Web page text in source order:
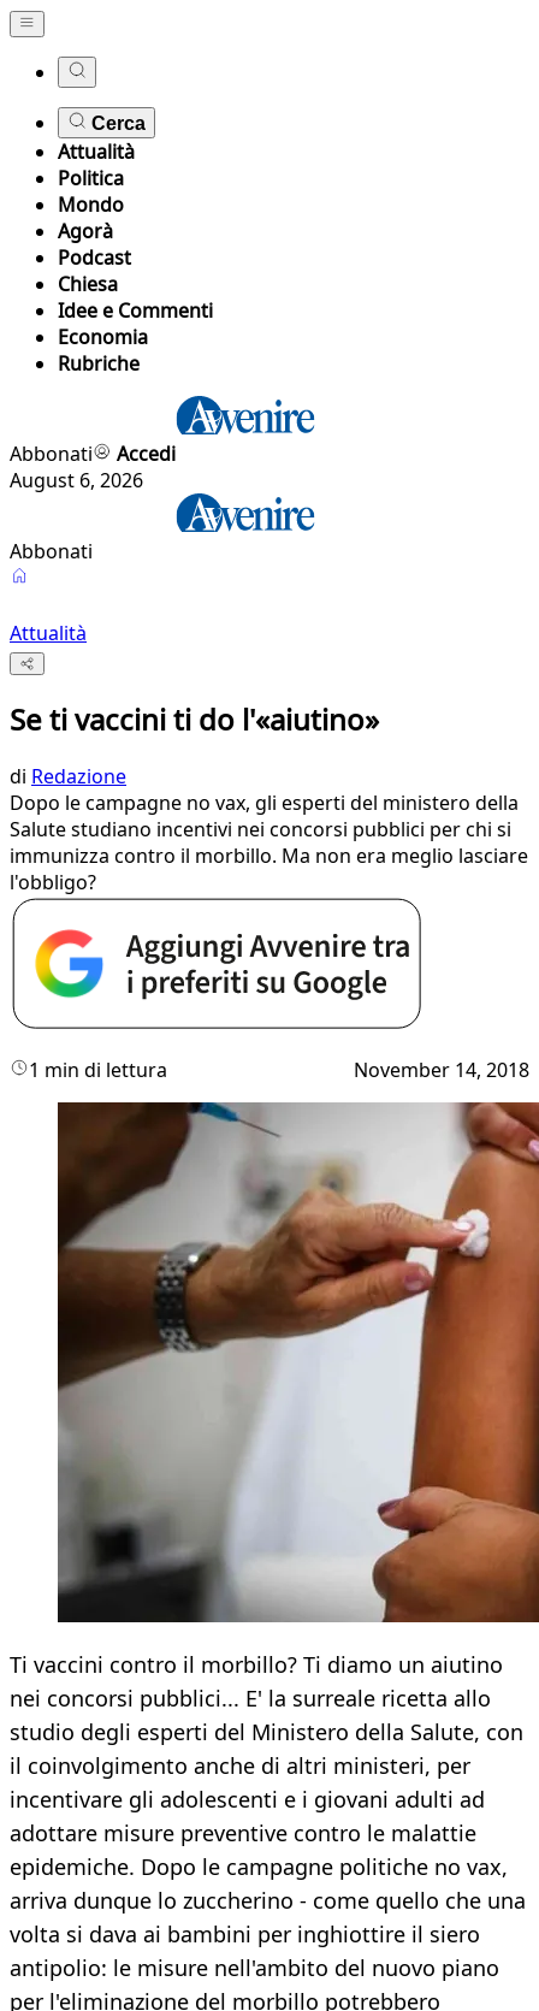
Cerca
Attualità
Politica
Mondo
Agorà
Podcast
Chiesa
Idee e Commenti
Economia
Rubriche
Abbonati
Accedi
August 6, 2026
Abbonati
Attualità
Se ti vaccini ti do l'«aiutino»
di Redazione
Dopo le campagne no vax, gli esperti del ministero della
Salute studiano incentivi nei concorsi pubblici per chi si
immunizza contro il morbillo. Ma non era meglio lasciare
l'obbligo?
1 min di lettura November 14, 2018
Ti vaccini contro il morbillo? Ti diamo un aiutino
nei concorsi pubblici... E' la surreale ricetta allo
studio degli esperti del Ministero della Salute, con
il coinvolgimento anche di altri ministeri, per
incentivare gli adolescenti e i giovani adulti ad
adottare misure preventive contro le malattie
epidemiche. Dopo le campagne politiche no vax,
arriva dunque lo zuccherino - come quello che una
volta si dava ai bambini per inghiottire il siero
antipolio: le misure nell'ambito del nuovo piano
per l'eliminazione del morbillo potrebbero